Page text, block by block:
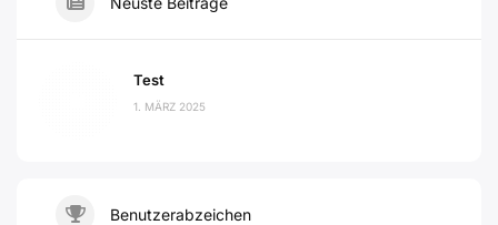
Test
1. MÄRZ 2025
Benutzerabzeichen